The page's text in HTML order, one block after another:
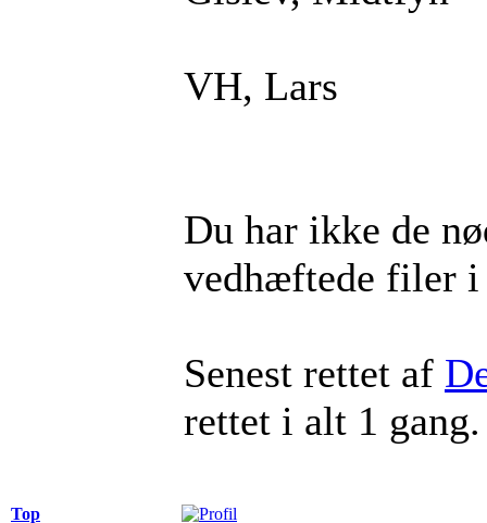
VH, Lars
Du har ikke de
vedhæftede filer
Senest rettet af
rettet i alt 1 gang.
Top